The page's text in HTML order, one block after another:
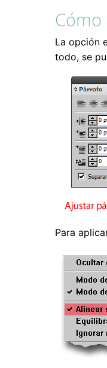
La opción
todo, se
Para